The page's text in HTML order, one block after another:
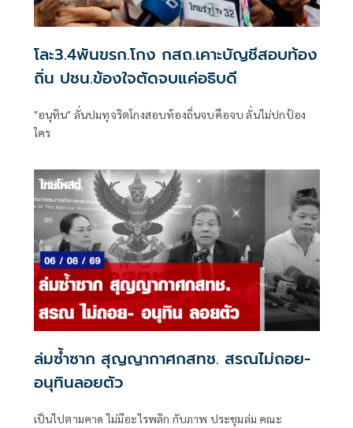
โละ3.4พันขรก.โกง กสถ.เคาะบัญชีสอบท้อง
ถิ่น ปชน.ข้องใจตัดจบแค่อธิบดี
"อนุทิน" ลั่นปมทุจริตโกงสอบท้องถิ่นจบคือจบ ลั่นไม่ปกป้อง
ใคร
ล่มซ้ำซาก สุญญากาศกสทช. สรณไม่ถอย-
อนุทินลอยตัว
เป็นไปตามคาด ไม่มีอะไรพลิก กับภาพ ประชุมล่ม คณะ